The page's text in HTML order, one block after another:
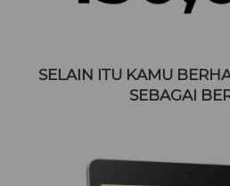
SELAIN ITU KAMU
SEBAGAI